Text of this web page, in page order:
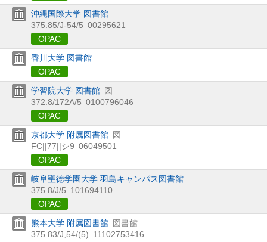
沖縄国際大学 図書館
375.85/J-54/5 00295621
OPAC
香川大学 図書館
OPAC
学習院大学 図書館 図
372.8/172A/5 0100796046
OPAC
京都大学 附属図書館 図
FC||77||シ9 06049501
OPAC
岐阜聖徳学園大学 羽島キャンパス図書館
375.8/J/5 101694110
OPAC
熊本大学 附属図書館 図書館
375.83/J,54/(5) 11102753416